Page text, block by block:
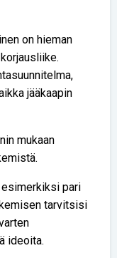
on hieman
jääkaapin
mukaan
pari
tarvitsisi
ideoita.